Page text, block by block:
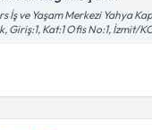
İş ve Yaşam Merkezi Yahya
Giriş:1, Kat:1 Ofis No:1, İzmit/